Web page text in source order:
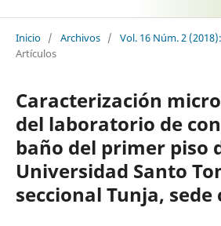
Inicio / Archivos / Vol. 16 Núm. 2
Artículos
Caracterización
del laboratorio de
baño del primer piso
Universidad Santo
seccional Tunja, sede